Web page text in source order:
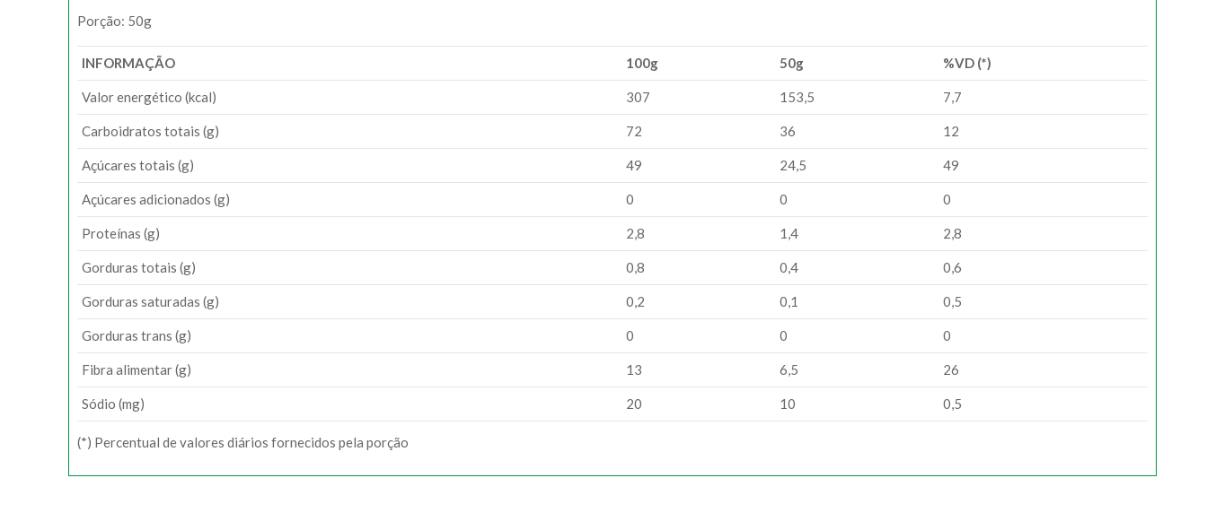
Porção: 50g
INFORMAÇÃO 100g 50g %VD (*)
Valor energético (kcal) 307 153,5 7,7
Carboidratos totais (g) 72 36 12
Açúcares totais (g) 49 24,5 49
Açúcares adicionados (g) 0 0 0
Proteínas (g) 2,8 1,4 2,8
Gorduras totais (g) 0,8 0,4 0,6
Gorduras saturadas (g) 0,2 0,1 0,5
Gorduras trans (g) 0 0 0
Fibra alimentar (g) 13 6,5 26
Sódio (mg) 20 10 0,5
(*) Percentual de valores diários fornecidos pela porção